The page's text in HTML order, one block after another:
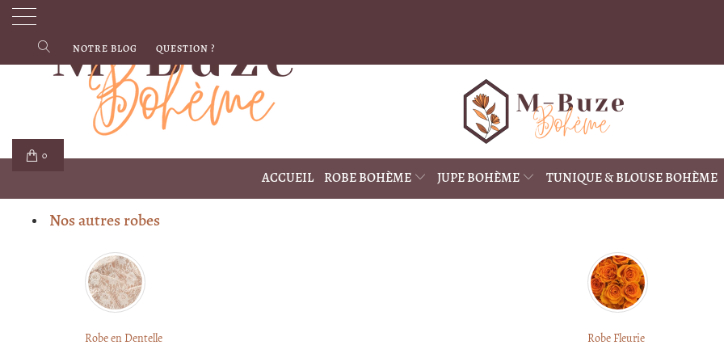
0
NOTRE BLOG QUESTION ?
ACCUEIL ROBE BOHÈME JUPE BOHÈME TUNIQUE & BLOUSE BOHÈME
Nos autres robes
Robe en Dentelle Robe Fleurie